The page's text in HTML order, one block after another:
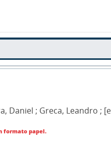
Daniel ; Greca, Leandro ;
formato papel.